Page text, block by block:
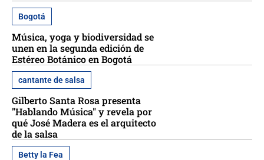
Bogotá
Música, yoga y biodiversidad se
unen en la segunda edición de
Estéreo Botánico en Bogotá
cantante de salsa
Gilberto Santa Rosa presenta
"Hablando Música" y revela por
qué José Madera es el arquitecto
de la salsa
Betty la Fea